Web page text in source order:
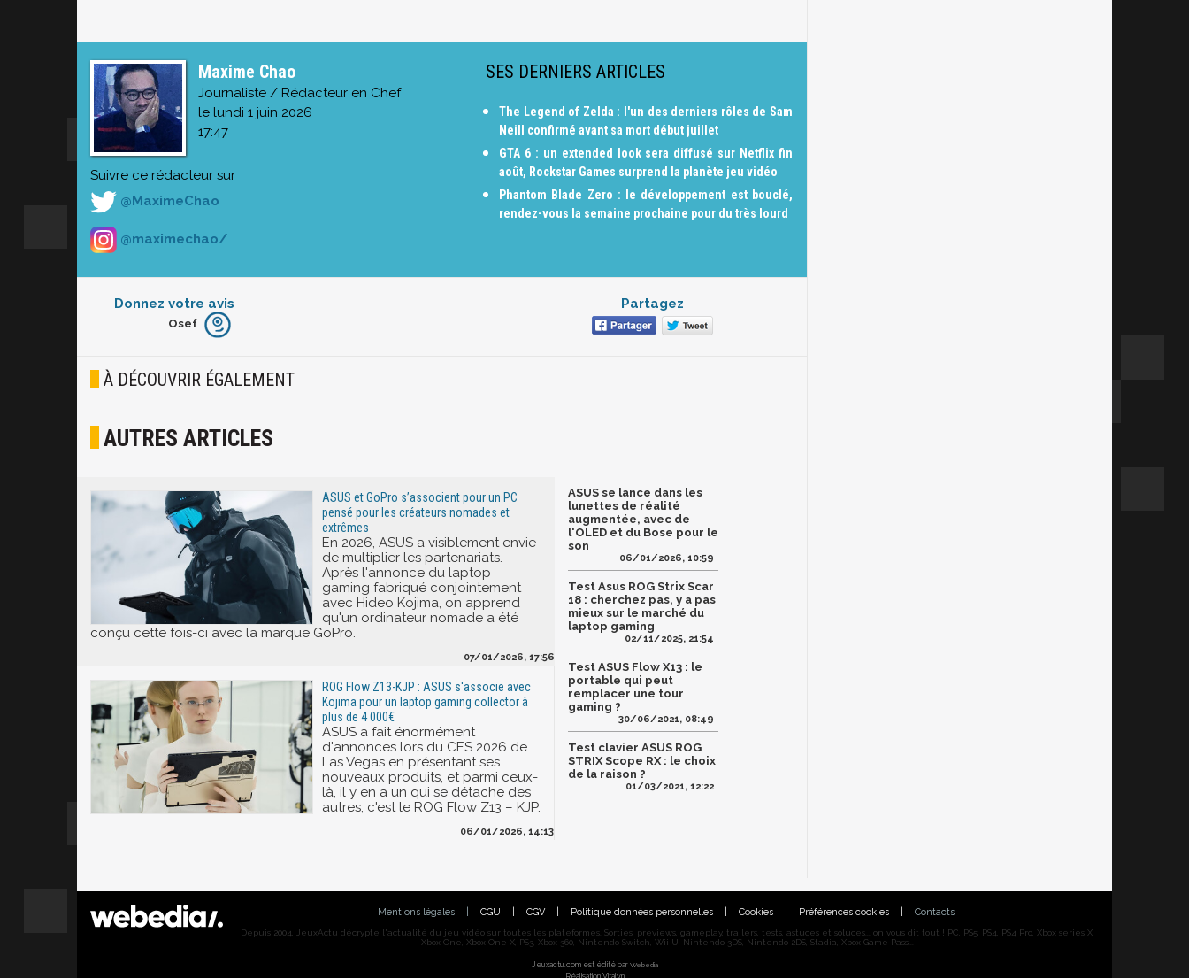
Maxime Chao
Journaliste / Rédacteur en Chef
le lundi 1 juin 2026
17:47
Suivre ce rédacteur sur
@MaximeChao
@maximechao/
SES DERNIERS ARTICLES
The Legend of Zelda : l'un des derniers rôles de Sam
Neill confirmé avant sa mort début juillet
GTA 6 : un extended look sera diffusé sur Netflix fin
août, Rockstar Games surprend la planète jeu vidéo
Phantom Blade Zero : le développement est bouclé,
rendez-vous la semaine prochaine pour du très lourd
Donnez votre avis
Furieux
Joyeux
Osef
Partagez
À DÉCOUVRIR ÉGALEMENT
AUTRES ARTICLES
ASUS et GoPro s’associent pour un PC
pensé pour les créateurs nomades et
extrêmes
En 2026, ASUS a visiblement envie
de multiplier les partenariats.
Après l'annonce du laptop
gaming fabriqué conjointement
avec Hideo Kojima, on apprend
qu'un ordinateur nomade a été
conçu cette fois-ci avec la marque GoPro.
07/01/2026, 17:56
ROG Flow Z13-KJP : ASUS s'associe avec
Kojima pour un laptop gaming collector à
plus de 4 000€
ASUS a fait énormément
d'annonces lors du CES 2026 de
Las Vegas en présentant ses
nouveaux produits, et parmi ceux-
là, il y en a un qui se détache des
autres, c'est le ROG Flow Z13 – KJP.
06/01/2026, 14:13
ASUS se lance dans les
lunettes de réalité
augmentée, avec de
l'OLED et du Bose pour le
son
06/01/2026, 10:59
Test Asus ROG Strix Scar
18 : cherchez pas, y a pas
mieux sur le marché du
laptop gaming
02/11/2025, 21:54
Test ASUS Flow X13 : le
portable qui peut
remplacer une tour
gaming ?
30/06/2021, 08:49
Test clavier ASUS ROG
STRIX Scope RX : le choix
de la raison ?
01/03/2021, 12:22
Mentions légales CGU CGV Politique données personnelles Cookies Préférences cookies Contacts
Depuis 2004, JeuxActu décrypte l'actualité du jeu vidéo sur toutes les plateformes. Sorties, previews, gameplay, trailers, tests, astuces et soluces... on vous dit tout ! PC, PS5, PS4, PS4 Pro, Xbox series X,
Xbox One, Xbox One X, PS3, Xbox 360, Nintendo Switch, Wii U, Nintendo 3DS, Nintendo 2DS, Stadia, Xbox Game Pass...
Jeuxactu.com est édité par Webedia